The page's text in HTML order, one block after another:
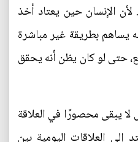
لأن الإنسان حين يعتاد أخذ
يساهم بطريقة غير مباشرة
حتى لو كان يظن أنه يحقق
يبقى محصورًا في العلاقة